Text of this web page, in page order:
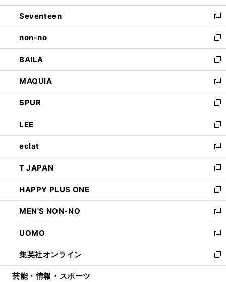
開
く
ウ
で
開
く
ン
ド
ウ
で
開
く
Seventeen
新
し
い
ウ
ィ
ン
ド
ウ
で
開
く
non-no
新
し
い
ウ
ィ
ン
ド
ウ
で
開
く
BAILA
新
し
い
ウ
ィ
ン
ド
ウ
で
開
く
MAQUIA
新
し
い
ウ
ィ
ン
ド
ウ
で
開
く
SPUR
新
し
い
ウ
ィ
ン
ド
ウ
で
開
く
LEE
新
し
い
ウ
ィ
ン
ド
ウ
で
開
く
eclat
新
し
い
ウ
ィ
ン
ド
ウ
で
開
く
T JAPAN
新
し
い
ウ
ィ
ン
ド
ウ
で
開
HAPPY PLUS ONE
新
し
い
ウ
ィ
ン
ド
ウ
MEN'S NON-NO
新
し
い
ウ
ィ
ン
UOMO
新
し
い
ウ
集英社オンライン
新
し
芸能・情報・スポーツ